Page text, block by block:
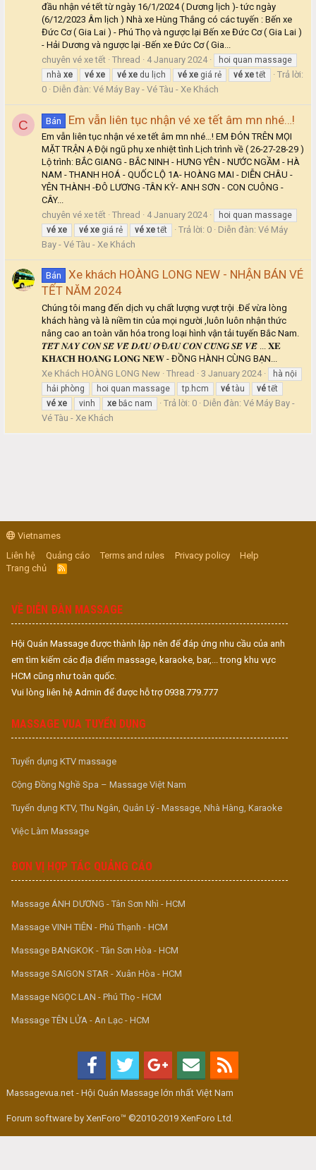
đầu nhận vé tết từ ngày 16/1/2024 ( Dương lịch )- tức ngày
(6/12/2023 Âm lịch ) Nhà xe Hùng Thắng có các tuyến : Bến xe
Đức Cơ ( Gia Lai ) - Phú Thọ và ngược lại Bến xe Đức Cơ ( Gia Lai )
- Hải Dương và ngược lại -Bến xe Đức Cơ ( Gia...
chuyên vé xe tết Thread 4 January 2024
hoi quan massage
nhà xe vé xe vé xe du lịch vé xe giá rẻ vé xetết
Trả lời:
0
Diễn đàn: Vé Máy Bay - Vé Tàu - Xe Khách
C Bán Em vẫn liên tục nhận vé xe tết âm mn nhé…!
Em vẫn liên tục nhận vé xe tết âm mn nhé…! EM ĐÓN TRÊN MỌI
MẶT TRẬN Ạ Đội ngũ phụ xe nhiệt tình Lịch trình về ( 26-27-28-29 )
Lộ trình: BẮC GIANG - BẮC NINH - HƯNG YÊN - NƯỚC NGẦM - HÀ
NAM - THANH HOÁ - QUỐC LỘ 1A- HOÀNG MAI - DIỄN CHÂU -
YÊN THÀNH -ĐÔ LƯƠNG -TÂN KỲ- ANH SƠN - CON CUÔNG -
CÂY...
chuyên vé xe tết Thread 4 January 2024
hoi quan massage
vé xe vé xe giá rẻ vé xetết Trả lời: 0 Diễn đàn: Vé Máy
Bay - Vé Tàu - Xe Khách
Bán
Xe khách HOÀNG LONG NEW - NHẬN BÁN VÉ
TẾT NĂM 2024
Chúng tôi mang đến dịch vụ chất lượng vượt trội .Để vừa lòng
khách hàng và là niềm tin của mọi người ,luôn luôn nhận thức
nâng cao an toàn văn hóa trong loại hình vận tải tuyến Bắc Nam.
𝑻𝑬̂́𝑻 𝑵𝑨̀𝒀 𝑪𝑶𝑵 𝑺𝑬̃ 𝑽𝑬̂̀ 𝑫𝑨̂̃𝑼 𝑶̛̉ Đ𝑨̂𝑼 𝑪𝑶𝑵 𝑪𝑼̃𝑵𝑮 𝑺𝑬̃ 𝑽𝑬̂̀ ... 𝐗𝐄
𝐊𝐇𝐀́𝐂𝐇 𝐇𝐎𝐀̀𝐍𝐆 𝐋𝐎𝐍𝐆 𝐍𝐄𝐖 - ĐỒNG HÀNH CÙNG BẠN...
Xe Khách HOÀNG LONG New Thread 3 January 2024
hà nội
hải phòng
hoi quan massage tp.hcm vétàu vétết
vé xe vinh xe bắc nam Trả lời: 0 Diễn đàn: Vé Máy Bay -
Vé Tàu - Xe Khách
Vietnames
Liên hệ
Quảng cáo Terms and rules Privacy policy
Help
Trang chủ
R
S
VỀ DIỄN ĐÀN MASSAGE
Hội Quán Massage được thành lập nên để đáp ứng nhu cầu của anh
em tìm kiếm các địa điểm massage, karaoke, bar,... trong khu vực
HCM cũng như toàn quốc.
Vui lòng liên hệ Admin để được hỗ trợ 0938.779.777
MASSAGE VUA TUYỂN DỤNG
Tuyển dụng KTV massage
Cộng Đồng Nghề Spa – Massage Việt Nam
Tuyển dụng KTV, Thu Ngân, Quản Lý - Massage, Nhà Hàng, Karaoke
Việc Làm Massage
ĐƠN VỊ HỢP TÁC QUẢNG CÁO
Massage ÁNH DƯƠNG - Tân Sơn Nhì - HCM
Massage VINH TIÊN - Phú Thạnh - HCM
Massage BANGKOK - Tân Sơn Hòa - HCM
Massage SAIGON STAR - Xuân Hòa - HCM
Massage NGỌC LAN - Phú Thọ - HCM
Massage TÊN LỬA - An Lạc - HCM
Massagevua.net - Hội Quán Massage lớn nhất Việt Nam
Forum software by XenForo™ ©2010-2019 XenForo Ltd.